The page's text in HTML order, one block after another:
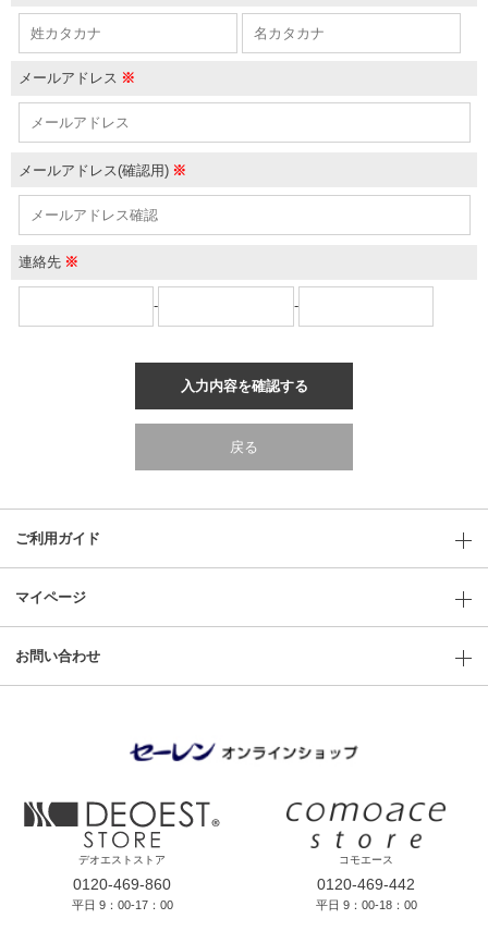
メールアドレス ※
メールアドレス(確認用) ※
連絡先 ※
- -
入力内容を確認する
戻る
ご利用ガイド
マイページ
お問い合わせ
デオエストストア
0120-469-860
平日 9：00-17：00
コモエース
0120-469-442
平日 9：00-18：00